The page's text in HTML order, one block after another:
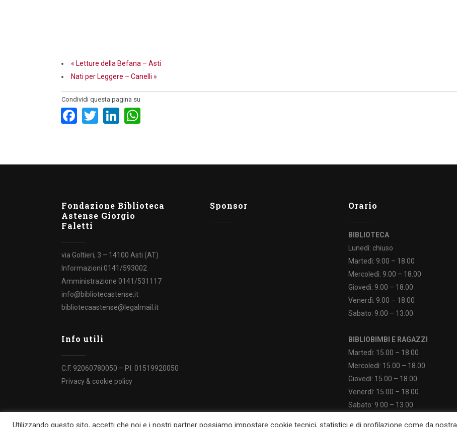
« Letture della Befana – Asti
Nati per Leggere – Canelli »
Condividi questa pagina su
Facebook
TwitterLinkedIn
Fondazione Biblioteca
Astense Giorgio
Faletti
via Goltieri, 3 – 14100 Asti (AT)
Informazioni 0141/593002
Amministrazione 0141/531117
info@bibliotecastense.it
bibliotecaastense@legalmail.it
Info utili
C.F. 92060780050 – P.I. 01519920050
Privacy & cookie policy
Sponsor Orario
BIBLIOTECA
Lunedì: chiuso
Martedì: 9.00 – 18.00
Mercoledì: 9.00 – 18.00
Giovedì: 9.00 – 18.00
Venerdì: 9.00 – 18.00
Sabato: 9.00 – 13.00
BIBLIOBIMBI E RAGAZZI
Martedì: 15.00 – 18.00
Mercoledì: 15.00 – 18.00
Giovedì: 15.00 – 18.00
Venerdì: 15.00 – 18.00
Sabato: 9.00 – 13.00
Utilizzando questo sito, accetti che noi e i nostri partner possiamo impostare cookie tecnici, statistici e di profilazione come da nostra